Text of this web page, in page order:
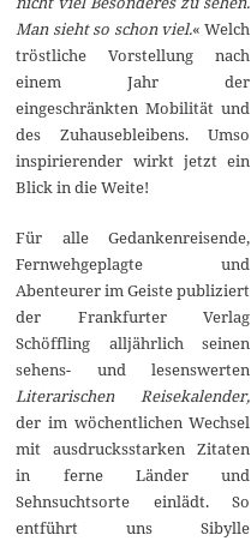
Man sieht so schon viel.« Welch
tröstliche Vorstellung nach
einem Jahr der
eingeschränkten Mobilität und
des Zuhausebleibens. Umso
inspirierender wirkt jetzt ein
Blick in die Weite!
Für alle Gedankenreisende,
Fernwehgeplagte und
Abenteurer im Geiste publiziert
der Frankfurter Verlag
Schöffling alljährlich seinen
sehens- und lesenswerten
Literarischen Reisekalender,
der im wöchentlichen Wechsel
mit ausdrucksstarken Zitaten
in ferne Länder und
Sehnsuchtsorte einlädt. So
entführt uns Sibylle